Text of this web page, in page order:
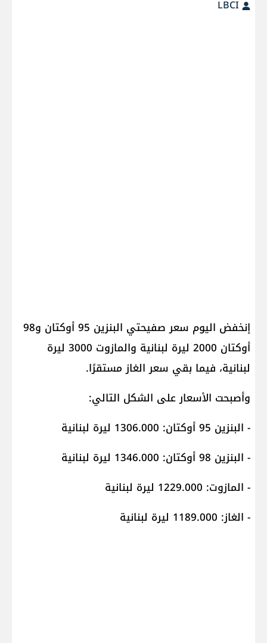
إنخفض اليوم سعر صفيحتي البنزين 95 أوكتان و98
أوكتان 2000 ليرة لبنانية والمازوت 3000 ليرة
لبنانية، فيما بقي سعر الغاز مستقرًا.
وأصبحت الأسعار على الشكل التالي:
- البنزين 95 أوكتان: 1306.000 ليرة لبنانية
- البنزين 98 أوكتان: 1346.000 ليرة لبنانية
- المازوت: 1229.000 ليرة لبنانية
- الغاز: 1189.000 ليرة لبنانية